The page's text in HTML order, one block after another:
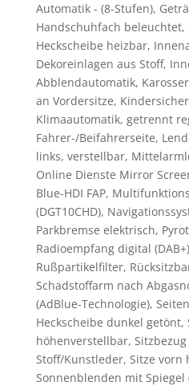
Automatik - (8-Stufen),
Handschuhfach beleuchtet,
Heckscheibe heizbar,
Dekoreinlagen aus Stoff,
Abblendautomatik,
an Vordersitze,
Klimaautomatik, getrennt
Fahrer-/Beifahrerseite,
links, verstellbar,
Online Dienste Mirror
Blue-HDI FAP,
(DGT10CHD),
Parkbremse elektrisch,
Radioempfang digital
Rußpartikelfilter,
Schadstoffarm nach
(AdBlue-Technologie),
Heckscheibe dunkel getönt,
höhenverstellbar,
Stoff/Kunstleder, Sitze vorn
Sonnenblenden mit Spiegel